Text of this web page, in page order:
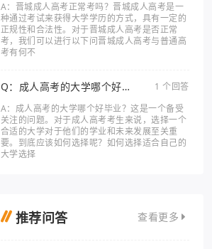
A：晋城成人高考正常考吗？晋城成人高考是一
种通过考试来获得大学学历的方式，具有一定的
正规性和合法性。对于晋城成人高考是否正常
考，我们可以进行以下问晋城成人高考与普通高
考有何不
Q：成人高考的大学哪个好毕
业
1 个回答
A：成人高考的大学哪个好毕业？这是一个备受
关注的问题。对于成人高考考生来说，选择一个
合适的大学对于他们的学业和未来发展至关重
要。到底应该如何选择呢？如何选择适合自己的
大学选择
推荐问答 查看更多